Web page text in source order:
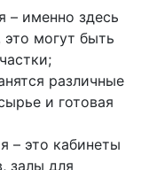
– именно здесь
это могут быть
различные
и готовая
– это кабинеты
залы для